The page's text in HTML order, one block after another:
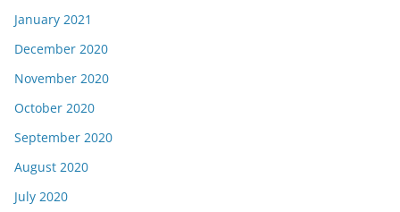
January 2021
December 2020
November 2020
October 2020
September 2020
August 2020
July 2020